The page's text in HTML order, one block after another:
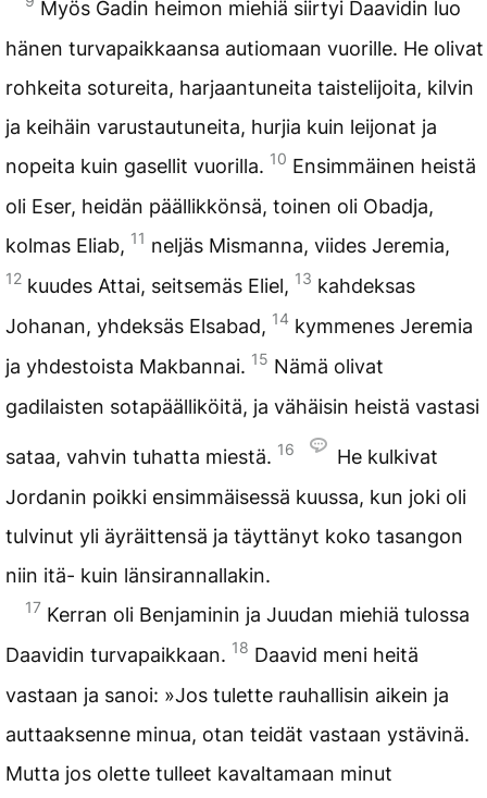
Myös Gadin heimon miehiä siirtyi Daavidin luo
hänen turvapaikkaansa autiomaan vuorille. He olivat
rohkeita sotureita, harjaantuneita taistelijoita, kilvin
ja keihäin varustautuneita, hurjia kuin leijonat ja
nopeita kuin gasellit vuorilla. 10 Ensimmäinen heistä
oli Eser, heidän päällikkönsä, toinen oli Obadja,
kolmas Eliab, 11 neljäs Mismanna, viides Jeremia,
12 kuudes Attai, seitsemäs Eliel, 13 kahdeksas
Johanan, yhdeksäs Elsabad, 14 kymmenes Jeremia
ja yhdestoista Makbannai. 15 Nämä olivat
gadilaisten sotapäälliköitä, ja vähäisin heistä vastasi
sataa, vahvin tuhatta miestä. 16
He kulkivat
Jordanin poikki ensimmäisessä kuussa, kun joki oli
tulvinut yli äyräittensä ja täyttänyt koko tasangon
niin itä- kuin länsirannallakin.
17 Kerran oli Benjaminin ja Juudan miehiä tulossa
Daavidin turvapaikkaan. 18 Daavid meni heitä
vastaan ja sanoi: »Jos tulette rauhallisin aikein ja
auttaaksenne minua, otan teidät vastaan ystävinä.
Mutta jos olette tulleet kavaltamaan minut